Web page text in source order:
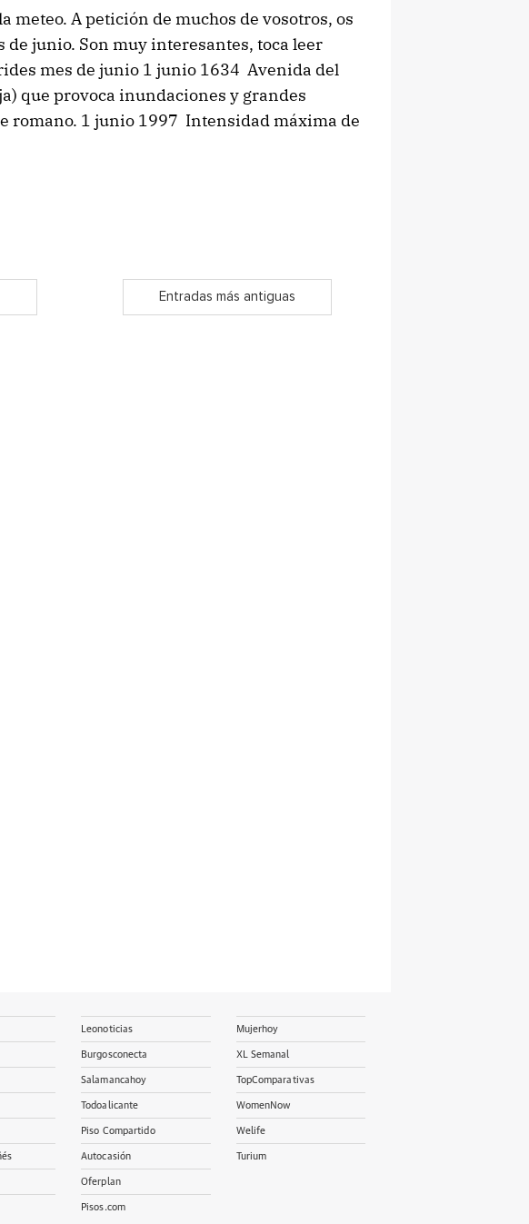
meteo. A petición de muchos de vosotros, os
de junio. Son muy interesantes, toca leer
mes de junio 1 junio 1634 Avenida del
que provoca inundaciones y grandes
romano. 1 junio 1997 Intensidad máxima de
Entradas más antiguas
Leonoticias
Burgosconecta
Salamancahoy
Todoalicante
Piso Compartido
Autocasión
Oferplan
Pisos.com
Mujerhoy
XL Semanal
TopComparativas
WomenNow
Welife
Turium